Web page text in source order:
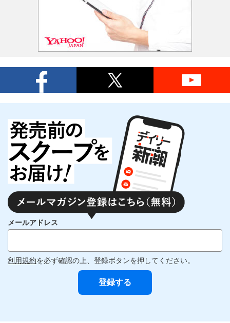
メールアドレス
利用規約を必ず確認の上、登録ボタンを押してください。